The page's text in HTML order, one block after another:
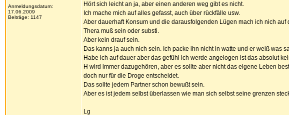
Anmeldungsdatum:
17.06.2009
Beiträge: 1147
Hört sich leicht an ja, aber einen anderen weg gibt es nicht.
Ich mache mich auf alles gefasst, auch über rückfälle usw.
Aber dauerhaft Konsum und die darausfolgenden Lügen mach ich nich auf
Thera muß sein oder substi.
Aber kein drauf sein.
Das kanns ja auch nich sein. Ich packe ihn nicht in watte und er weiß was
Habe ich auf dauer aber das gefühl ich werde angelogen ist das absolut
H wird immer dazugehören, aber es sollte aber nicht das eigene Leben
doch nur für die Droge entscheidet.
Das sollte jedem Partner schon bewußt sein.
Aber es ist jedem selbst überlassen wie man sich selbst seine grenzen
Lg